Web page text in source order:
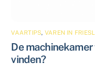
VAARTIPS, VAREN IN
De
vinden?